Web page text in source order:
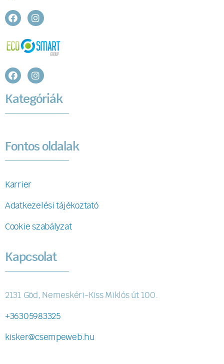
Kategóriák
Fontos oldalak
Karrier
Adatkezelési tájékoztató
Cookie szabályzat
Kapcsolat
2131 Göd, Nemeskéri-Kiss Miklós út 100.
+36305983325
kisker@csempeweb.hu